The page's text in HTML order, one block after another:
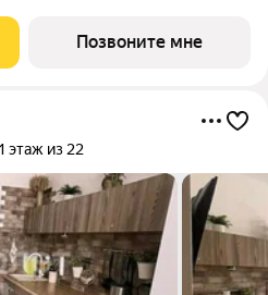
Авиаторов".Квартиры
быть как с
Позвоните мне
этаж из 22